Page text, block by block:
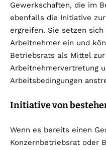
Gewerkschaften, die im
ebenfalls die Initiative
ergreifen. Sie setzen
Arbeitnehmer ein und
Betriebsrats als Mittel
Arbeitnehmervertretung
Arbeitsbedingungen
Initiative von
Wenn es bereits einen
Konzernbetriebsrat oder